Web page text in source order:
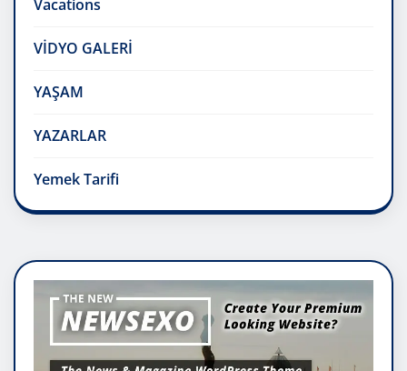
Vacations
VİDYO GALERİ
YAŞAM
YAZARLAR
Yemek Tarifi